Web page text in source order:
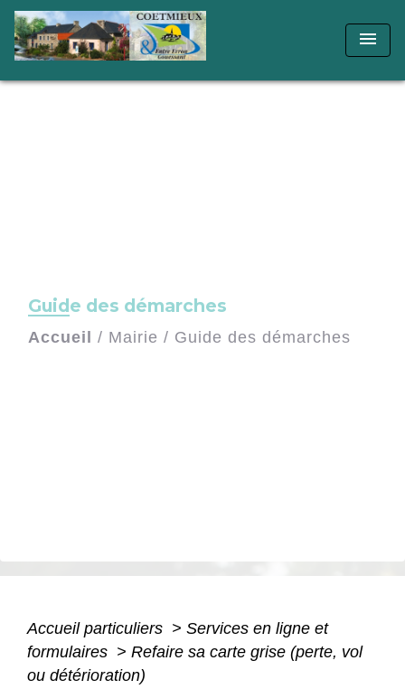
menu
Guide des démarches
Accueil / Mairie / Guide des démarches
Accueil particuliers > Services en ligne et
formulaires > Refaire sa carte grise (perte, vol
ou détérioration)